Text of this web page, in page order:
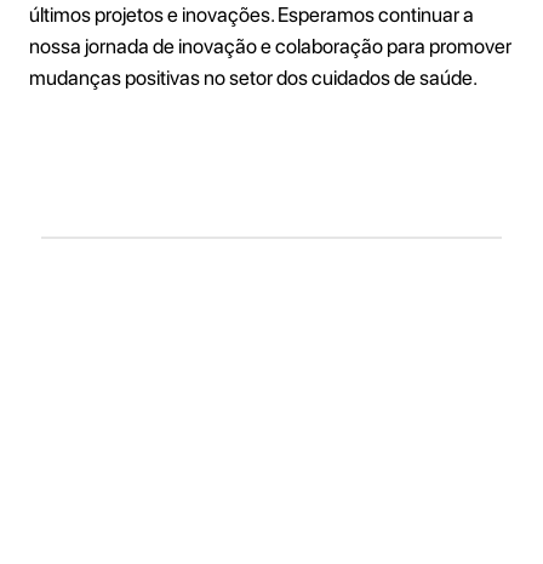
últimos projetos e inovações. Esperamos continuar a
nossa jornada de inovação e colaboração para promover
mudanças positivas no setor dos cuidados de saúde.